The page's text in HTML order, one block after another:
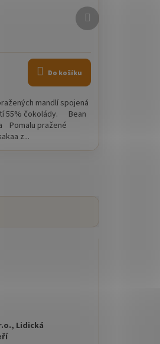
Do košíku
mandlí spojená
55% čokolády. Bean
Pomalu pražené
z...
Další
produkt
Lidická